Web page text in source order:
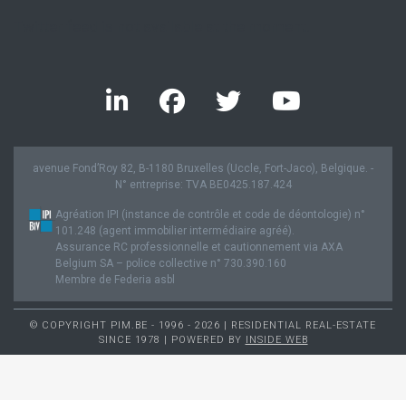
avenue Fond’Roy 82, B-1180 Bruxelles (Uccle, Fort-Jaco), Belgique. -
N° entreprise: TVA BE0425.187.424
Agréation IPI (instance de contrôle et code de déontologie) n°
101.248 (agent immobilier intermédiaire agréé).
Assurance RC professionnelle et cautionnement via AXA
Belgium SA – police collective n° 730.390.160
Membre de Federia asbl
© COPYRIGHT PIM.BE - 1996 - 2026 | RESIDENTIAL REAL-ESTATE
SINCE 1978 | POWERED BY
INSIDE WEB